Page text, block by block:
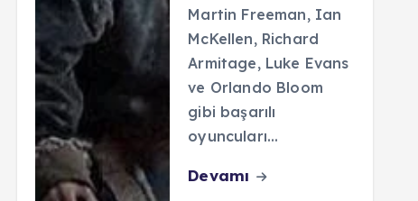
Martin Freeman, Ian
McKellen, Richard
Armitage, Luke Evans
ve Orlando Bloom
gibi başarılı
oyuncuları…
Devamı